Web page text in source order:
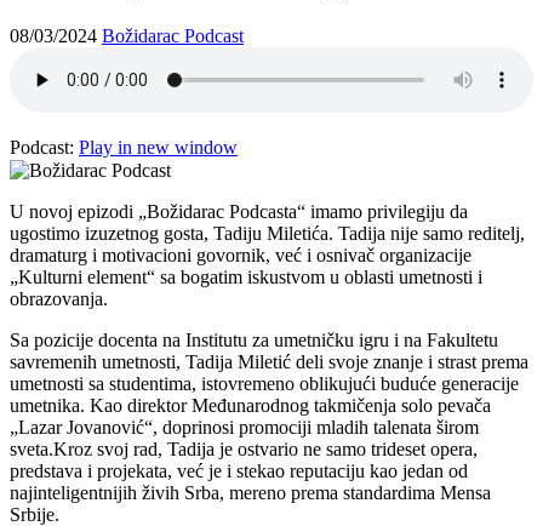
08/03/2024 Božidarac Podcast
Podcast: Play in new window
U novoj epizodi „Božidarac Podcasta“ imamo privilegiju da
ugostimo izuzetnog gosta, Tadiju Miletića. Tadija nije samo reditelj,
dramaturg i motivacioni govornik, već i osnivač organizacije
„Kulturni element“ sa bogatim iskustvom u oblasti umetnosti i
obrazovanja.
Sa pozicije docenta na Institutu za umetničku igru i na Fakultetu
savremenih umetnosti, Tadija Miletić deli svoje znanje i strast prema
umetnosti sa studentima, istovremeno oblikujući buduće generacije
umetnika. Kao direktor Međunarodnog takmičenja solo pevača
„Lazar Jovanović“, doprinosi promociji mladih talenata širom
sveta.Kroz svoj rad, Tadija je ostvario ne samo trideset opera,
predstava i projekata, već je i stekao reputaciju kao jedan od
najinteligentnijih živih Srba, mereno prema standardima Mensa
Srbije.